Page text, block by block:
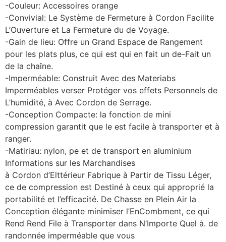
-Couleur: Accessoires orange
-Convivial: Le Système de Fermeture à Cordon Facilite
L’Ouverture et La Fermeture du de Voyage.
-Gain de lieu: Offre un Grand Espace de Rangement
pour les plats plus, ce qui est qui en fait un de-Fait un
de la chaîne.
-Imperméable: Construit Avec des Materiabs
Imperméables verser Protéger vos effets Personnels de
L’humidité, à Avec Cordon de Serrage.
-Conception Compacte: la fonction de mini
compression garantit que le est facile à transporter et à
ranger.
-Matiriau: nylon, pe et de transport en aluminium
Informations sur les Marchandises
à Cordon d’Elttérieur Fabrique à Partir de Tissu Léger,
ce de compression est Destiné à ceux qui approprié la
portabilité et l’efficacité. De Chasse en Plein Air la
Conception élégante minimiser l’EnCombment, ce qui
Rend Rend File à Transporter dans N’Importe Quel à. de
randonnée imperméable que vous